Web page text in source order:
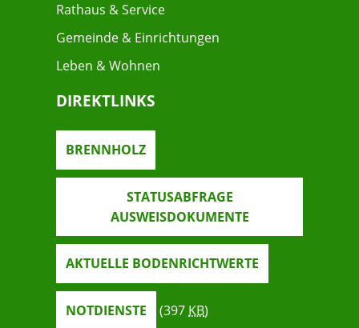
Rathaus & Service
Gemeinde & Einrichtungen
Leben & Wohnen
DIREKTLINKS
BRENNHOLZ
STATUSABFRAGE
AUSWEISDOKUMENTE
AKTUELLE BODENRICHTWERTE
NOTDIENSTE (397 KB)